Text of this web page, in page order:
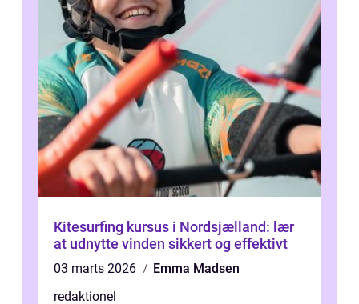
Kitesurfing kursus i Nordsjælland: lær
at udnytte vinden sikkert og effektivt
03 marts 2026
Emma Madsen
redaktionel